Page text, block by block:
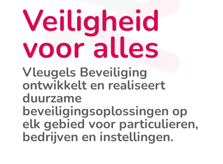
Veiligheid
voor alles
Vleugels Beveiliging
ontwikkelt en realiseert
duurzame
beveiligingsoplossingen op
elk gebied voor particulieren,
bedrijven en instellingen.